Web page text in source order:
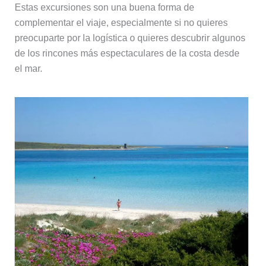
Estas excursiones son una buena forma de
complementar el viaje, especialmente si no quieres
preocuparte por la logística o quieres descubrir algunos
de los rincones más espectaculares de la costa desde
el mar.